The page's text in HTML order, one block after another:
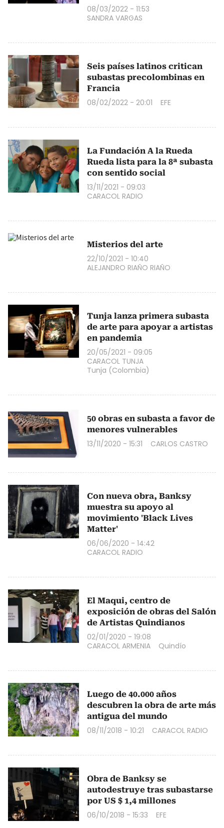
08/03/2022 - 11:53
SANDRA VARGAS
Seis países latinos critican
subastas precolombinas en
Francia
08/02/2022 - 20:01 EFE
La Fundación A la Rueda
Rueda lista para la 8ª subasta
con sentido social
13/11/2021 - 09:03
CARACOL RADIO
Misterios del arte
22/10/2021 - 10:40
ALEJANDRO RIAÑO RIAÑO
Tunja lanza primera subasta
de arte para apoyar a artistas
en pandemia
20/05/2021 - 09:05
CARACOL TUNJA
Tunja (Colombia)
50 obras en subasta a favor de
menores vulnerables
13/11/2020 - 15:31 CARLOS CASTRO
Con nueva obra, Banksy
muestra su apoyo al
movimiento 'Black Lives
Matter'
06/06/2020 - 14:42
CARACOL RADIO
El Maqui, centro de
exposición de obras del Salón
de Artistas Quindianos
02/01/2020 - 19:08
CARACOL ARMENIA
Quindío
Luego de 40.000 años
descubren la obra de arte más
antigua del mundo
08/11/2018 - 10:21 CARACOL RADIO
Obra de Banksy se
autodestruye tras subastarse
por US $ 1,4 millones
06/10/2018 - 15:33 EFE